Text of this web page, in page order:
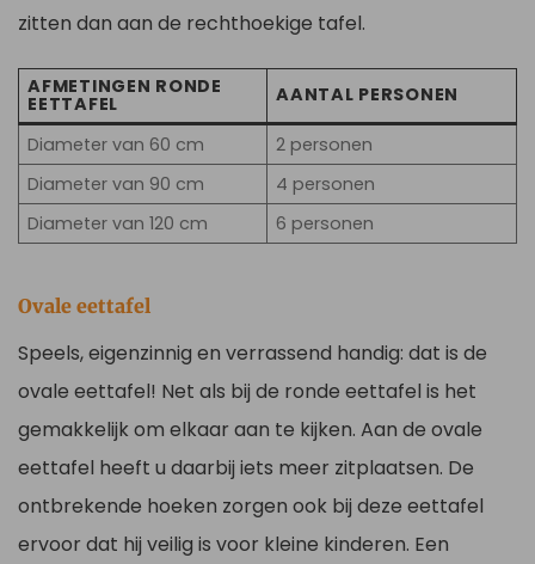
zitten dan aan de rechthoekige tafel.
AFMETINGEN RONDE
EETTAFEL AANTAL PERSONEN
Diameter van 60 cm
2 personen
Diameter van 90 cm
4 personen
Diameter van 120 cm
6 personen
Ovale eettafel
Speels, eigenzinnig en verrassend handig: dat is de
ovale eettafel! Net als bij de ronde eettafel is het
gemakkelijk om elkaar aan te kijken. Aan de ovale
eettafel heeft u daarbij iets meer zitplaatsen. De
ontbrekende hoeken zorgen ook bij deze eettafel
ervoor dat hij veilig is voor kleine kinderen. Een